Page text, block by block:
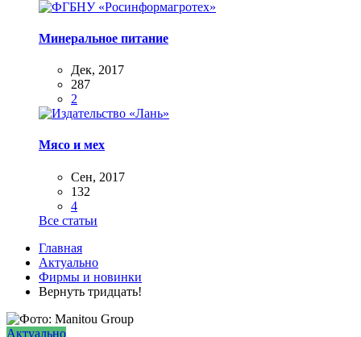
Минеральное питание
Дек, 2017
287
2
Мясо и мех
Сен, 2017
132
4
Все статьи
Главная
Актуально
Фирмы и новинки
Вернуть тридцать!
Актуально